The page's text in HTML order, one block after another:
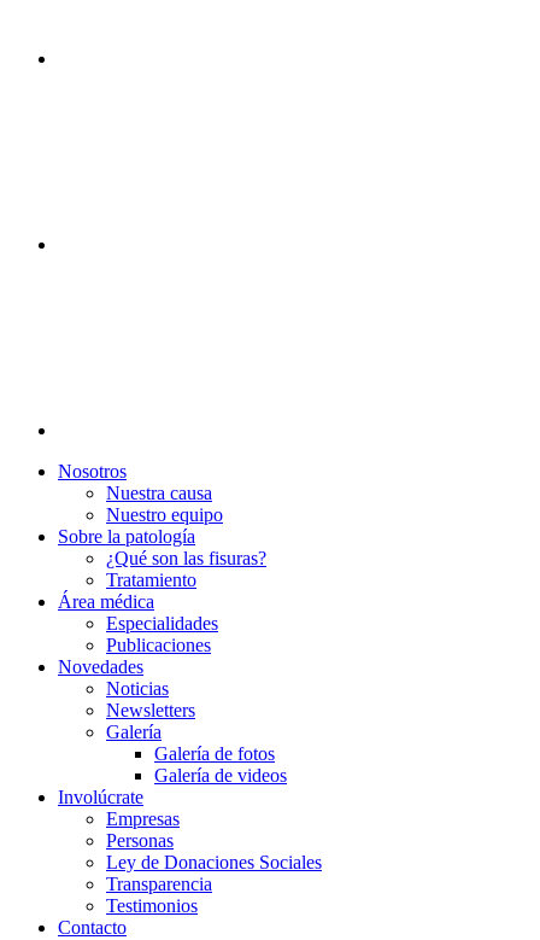
Nosotros
Nuestra causa
Nuestro equipo
Sobre la patología
¿Qué son las fisuras?
Tratamiento
Área médica
Especialidades
Publicaciones
Novedades
Noticias
Newsletters
Galería
Galería de fotos
Galería de videos
Involúcrate
Empresas
Personas
Ley de Donaciones Sociales
Transparencia
Testimonios
Contacto